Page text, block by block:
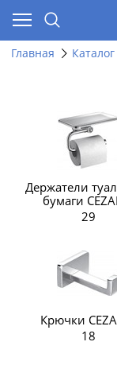
Главная Каталог
Держатели
бумаги
29
Крючки
18